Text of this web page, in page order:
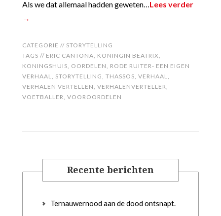
Als we dat allemaal hadden geweten…Lees verder
→
CATEGORIE // STORYTELLING
TAGS // ERIC CANTONA, KONINGIN BEATRIX,
KONINGSHUIS, OORDELEN, RODE RUITER- EEN EIGEN
VERHAAL, STORYTELLING, THASSOS, VERHAAL,
VERHALEN VERTELLEN, VERHALENVERTELLER,
VOETBALLER, VOOROORDELEN
Recente berichten
Ternauwernood aan de dood ontsnapt.